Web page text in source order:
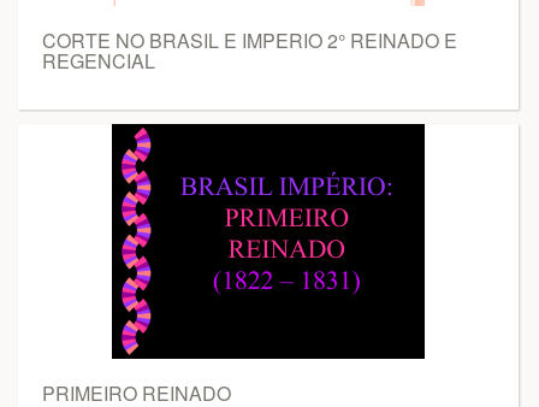
CORTE NO BRASIL E IMPERIO 2° REINADO E
REGENCIAL
PRIMEIRO REINADO